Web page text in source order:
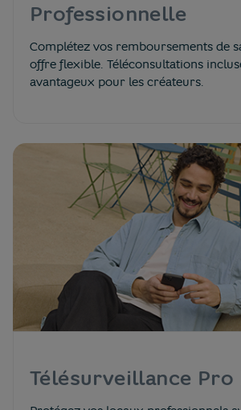
Professionnelle
Complétez vos remboursements de
offre flexible. Téléconsultations
avantageux pour les créateurs.
Télésurveillance